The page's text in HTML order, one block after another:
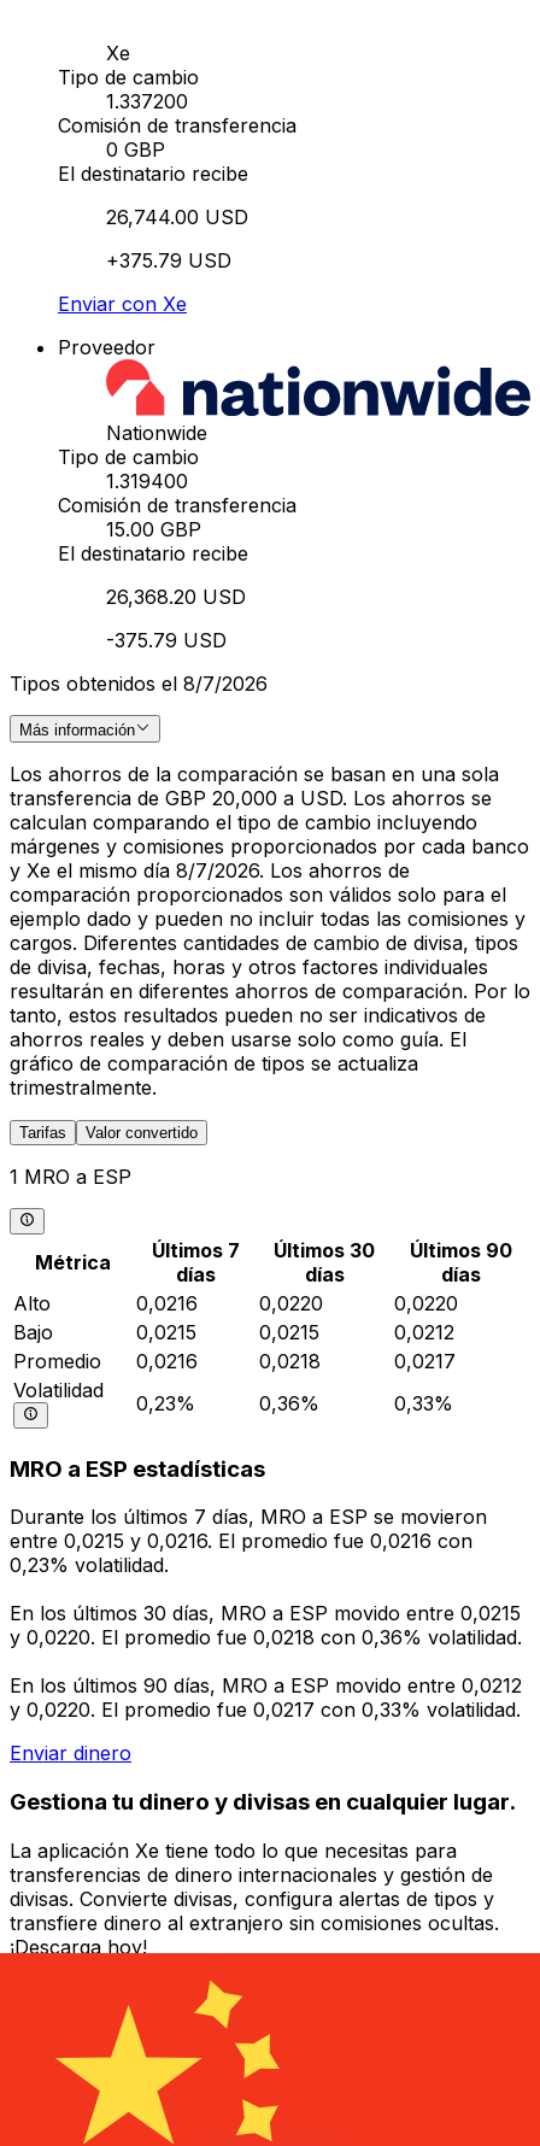
Xe
Tipo de cambio
1.337200
Comisión de transferencia
0 GBP
El destinatario recibe
26,744.00 USD
+375.79 USD
Enviar con Xe
Proveedor
Nationwide
Tipo de cambio
1.319400
Comisión de transferencia
15.00 GBP
El destinatario recibe
26,368.20 USD
-375.79 USD
Tipos obtenidos el 8/7/2026
Más información
Los ahorros de la comparación se basan en una sola
transferencia de GBP 20,000 a USD. Los ahorros se
calculan comparando el tipo de cambio incluyendo
márgenes y comisiones proporcionados por cada banco
y Xe el mismo día 8/7/2026. Los ahorros de
comparación proporcionados son válidos solo para el
ejemplo dado y pueden no incluir todas las comisiones y
cargos. Diferentes cantidades de cambio de divisa, tipos
de divisa, fechas, horas y otros factores individuales
resultarán en diferentes ahorros de comparación. Por lo
tanto, estos resultados pueden no ser indicativos de
ahorros reales y deben usarse solo como guía. El
gráfico de comparación de tipos se actualiza
trimestralmente.
Tarifas Valor convertido
1 MRO a ESP
Métrica
Últimos 7
días
Últimos 30
días
Últimos 90
días
Alto
0,0216 0,0220
0,0220
Bajo
0,0215 0,0215
0,0212
Promedio
0,0216 0,0218
0,0217
Volatilidad
0,23% 0,36% 0,33%
MRO a ESP estadísticas
Durante los últimos 7 días, MRO a ESP se movieron
entre 0,0215 y 0,0216. El promedio fue 0,0216 con
0,23% volatilidad.
En los últimos 30 días, MRO a ESP movido entre 0,0215
y 0,0220. El promedio fue 0,0218 con 0,36% volatilidad.
En los últimos 90 días, MRO a ESP movido entre 0,0212
y 0,0220. El promedio fue 0,0217 con 0,33% volatilidad.
Enviar dinero
Gestiona tu dinero y divisas en cualquier lugar.
La aplicación Xe tiene todo lo que necesitas para
transferencias de dinero internacionales y gestión de
divisas. Convierte divisas, configura alertas de tipos y
transfiere dinero al extranjero sin comisiones ocultas.
¡Descarga hoy!